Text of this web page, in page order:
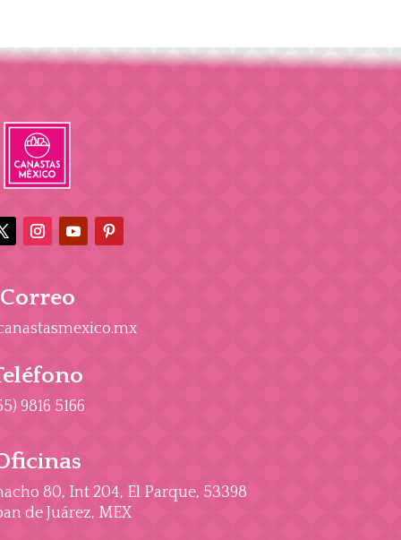
Correo
9816 5166
80, Int 204, El Parque, 53398
de Juárez, MEX